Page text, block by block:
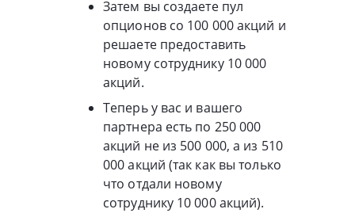
Затем вы создаете пул
опционов со 100 000 акций и
решаете предоставить
новому сотруднику 10 000
акций.
Теперь у вас и вашего
партнера есть по 250 000
акций не из 500 000, а из 510
000 акций (так как вы только
что отдали новому
сотруднику 10 000 акций).